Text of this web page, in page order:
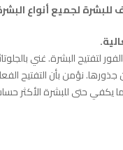
للبشرة لجميع أنواع
لتفتيح البشرة. غني
جذورها. نؤمن بأن التفتيح
يكفي حتى للبشرة الأكثر